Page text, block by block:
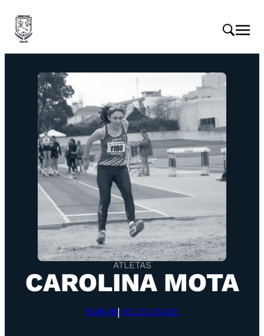
ATLETAS
CAROLINA MOTA
SUB-16|VELOCIDADE